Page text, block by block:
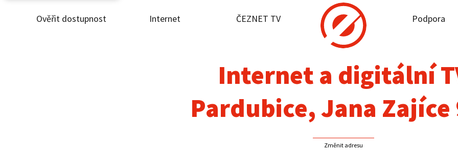
Ověřit dostupnost Internet ČEZNET TV Podpora
Internet
Podpora
Internet a digitální
Pardubice, Jana Zajíce
Změnit adresu